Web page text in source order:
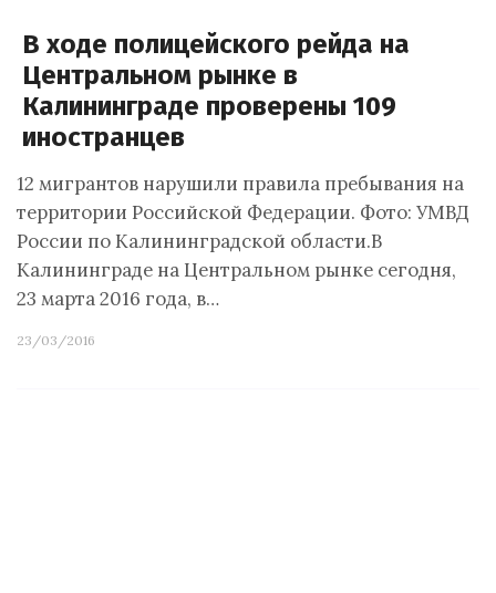
В ходе полицейского рейда на
Центральном рынке в
Калининграде проверены 109
иностранцев
12 мигрантов нарушили правила пребывания на
территории Российской Федерации. Фото: УМВД
России по Калининградской области.В
Калининграде на Центральном рынке сегодня,
23 марта 2016 года, в…
23/03/2016